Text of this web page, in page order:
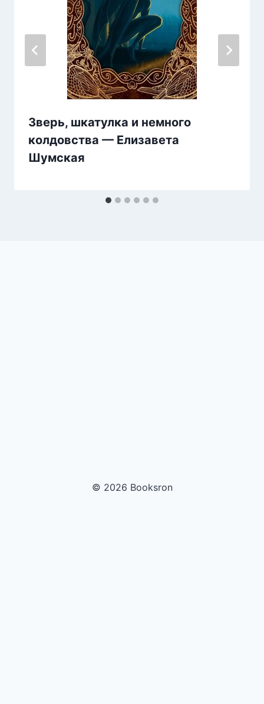
Зверь, шкатулка и немного
колдовства — Елизавета
Шумская
© 2026 Booksron